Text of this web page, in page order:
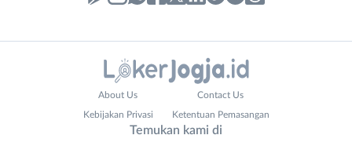
About Us Contact Us
Kebijakan Privasi Ketentuan Pemasangan
Temukan kami di